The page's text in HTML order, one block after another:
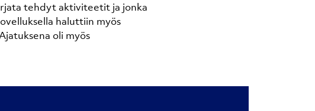
tehdyt aktiviteetit ja jonka
haluttiin myös
oli myös